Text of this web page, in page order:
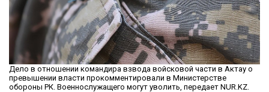
Дело в отношении командира взвода войсковой части в Актау о
превышении власти прокомментировали в Министерстве
обороны РК. Военнослужащего могут уволить, передает NUR.KZ.